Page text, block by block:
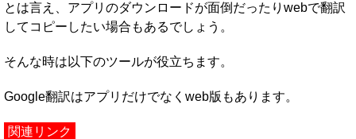
とは言え、アプリのダウンロードが面倒だったりwebで翻訳
してコピーしたい場合もあるでしょう。
そんな時は以下のツールが役立ちます。
Google翻訳はアプリだけでなくweb版もあります。
関連リンク